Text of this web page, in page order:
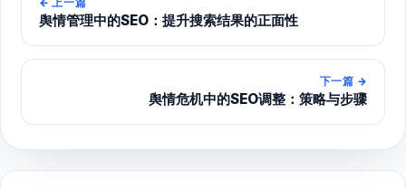
← 上一篇
舆情管理中的SEO：提升搜索结果的正面性
下一篇 →
舆情危机中的SEO调整：策略与步骤